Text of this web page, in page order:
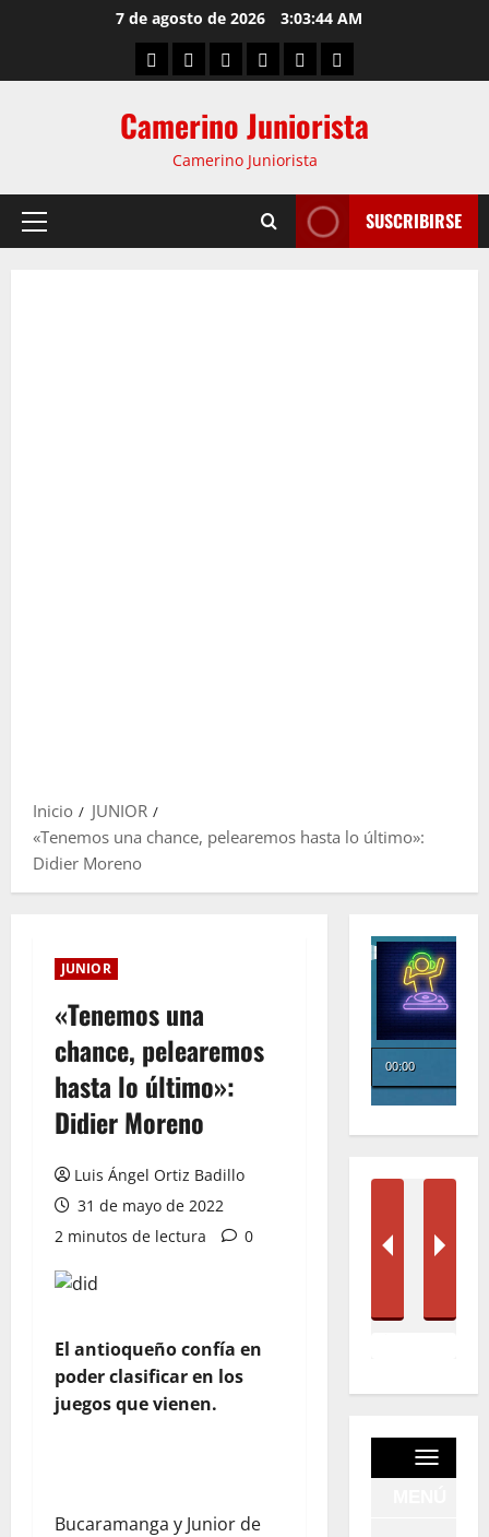
7 de agosto de 2026 3:03:45 AM
Camerino Juniorista
Camerino Juniorista
SUSCRIBIRSE
Inicio
JUNIOR
«Tenemos una chance, pelearemos hasta lo último»:
Didier Moreno
JUNIOR
«Tenemos una
chance, pelearemos
hasta lo último»:
Didier Moreno
Luis Ángel Ortiz Badillo
31 de mayo de 2022
2 minutos de lectura
0
El antioqueño confía en
poder clasificar en los
juegos que vienen.
Bucaramanga y Junior de